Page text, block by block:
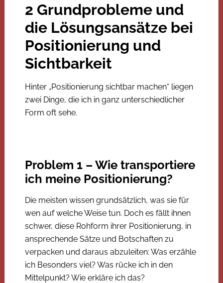
2 Grundprobleme und
die Lösungsansätze bei
Positionierung und
Sichtbarkeit
Hinter „Positionierung sichtbar machen“ liegen
zwei Dinge, die ich in ganz unterschiedlicher
Form oft sehe.
Problem 1 – Wie transportiere
ich meine Positionierung?
Die meisten wissen grundsätzlich, was sie für
wen auf welche Weise tun. Doch es fällt ihnen
schwer, diese Rohform ihrer Positionierung, in
ansprechende Sätze und Botschaften zu
verpacken und daraus abzuleiten: Was erzähle
ich Besonders viel? Was rücke ich in den
Mittelpunkt? Wie erkläre ich das?